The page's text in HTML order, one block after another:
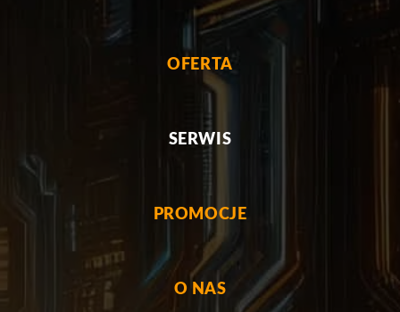
OFERTA
SERWIS
PROMOCJE
O NAS